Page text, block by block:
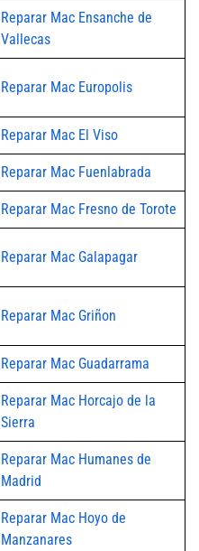
Reparar Mac Ensanche de
Vallecas
Reparar Mac Europolis
Reparar Mac El Viso
Reparar Mac Fuenlabrada
Reparar Mac Fresno de Torote
Reparar Mac Galapagar
Reparar Mac Griñon
Reparar Mac Guadarrama
Reparar Mac Horcajo de la
Sierra
Reparar Mac Humanes de
Madrid
Reparar Mac Hoyo de
Manzanares